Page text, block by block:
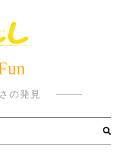
の発見